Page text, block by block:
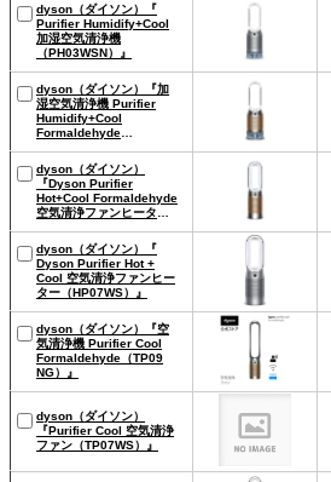
dyson（ダイソン）『
Purifier Humidify+Cool
加湿空気清浄機
（PH03WSN）』
dyson（ダイソン）『加
湿空気清浄機 Purifier
Humidify+Cool
Formaldehyde
dyson（ダイソン）
『Dyson Purifier
Hot+Cool Formaldehyde
空気清浄ファンヒーター
dyson（ダイソン）『
Dyson Purifier Hot +
Cool 空気清浄ファンヒー
ター（HP07WS）』
dyson（ダイソン）『空
気清浄機 Purifier Cool
Formaldehyde（TP09
NG）』
dyson（ダイソン）
『Purifier Cool 空気清浄
ファン（TP07WS）』